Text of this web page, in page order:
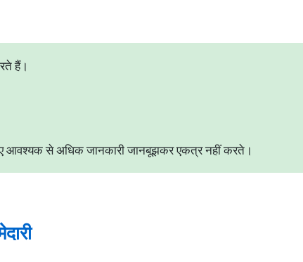
हैं।
आवश्यक से अधिक जानकारी जानबूझकर एकत्र नहीं करते।